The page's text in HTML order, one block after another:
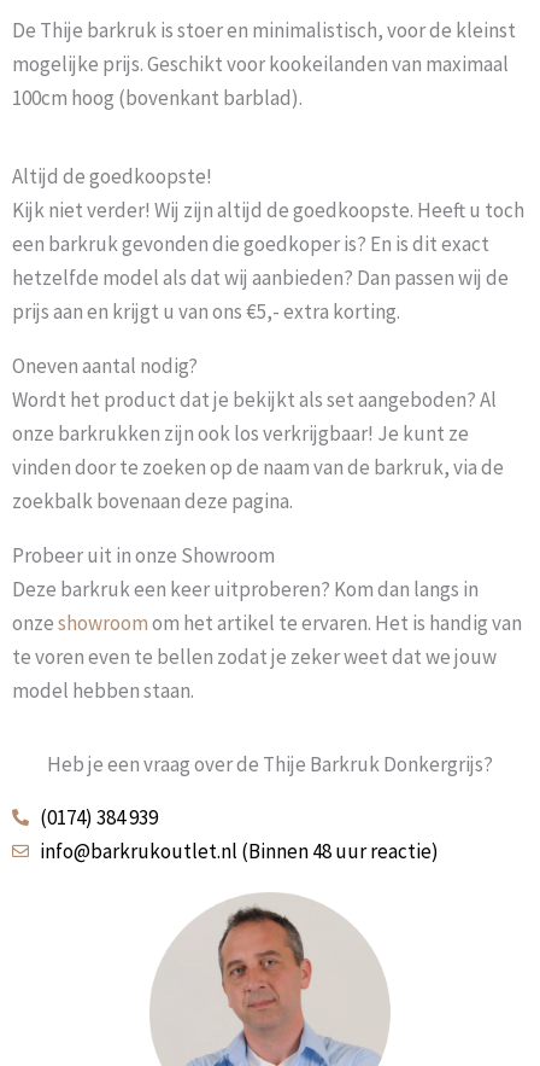
De Thije barkruk is stoer en minimalistisch, voor de kleinst
mogelijke prijs. Geschikt voor kookeilanden van maximaal
100cm hoog (bovenkant barblad).
Altijd de goedkoopste!
Kijk niet verder! Wij zijn altijd de goedkoopste. Heeft u toch
een barkruk gevonden die goedkoper is? En is dit exact
hetzelfde model als dat wij aanbieden? Dan passen wij de
prijs aan en krijgt u van ons €5,- extra korting.
Oneven aantal nodig?
Wordt het product dat je bekijkt als set aangeboden? Al
onze barkrukken zijn ook los verkrijgbaar! Je kunt ze
vinden door te zoeken op de naam van de barkruk, via de
zoekbalk bovenaan deze pagina.
Probeer uit in onze Showroom
Deze barkruk een keer uitproberen? Kom dan langs in
onzeshowroomom het artikel te ervaren. Het is handig van
te voren even te bellen zodat je zeker weet dat we jouw
model hebben staan.
Heb je een vraag over de Thije Barkruk Donkergrijs?
(0174) 384 939
info@barkrukoutlet.nl (Binnen 48 uur reactie)